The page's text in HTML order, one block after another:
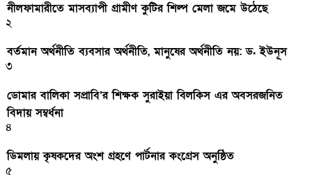
নীলফামারীতে মাসব্যাপী গ্রামীণ কুটির শিল্প মেলা জমে উঠেছে
২
বর্তমান অর্থনীতি ব্যবসার অর্থনীতি, মানুষের অর্থনীতি নয়: ড. ইউনূস
৩
ডোমার বালিকা সপ্রাবি’র শিক্ষক সুরাইয়া বিলকিস এর অবসরজনিত
বিদায় সম্বর্ধনা
৪
ডিমলায় কৃষকদের অংশ গ্রহণে পার্টনার কংগ্রেস অনুষ্ঠিত
৫